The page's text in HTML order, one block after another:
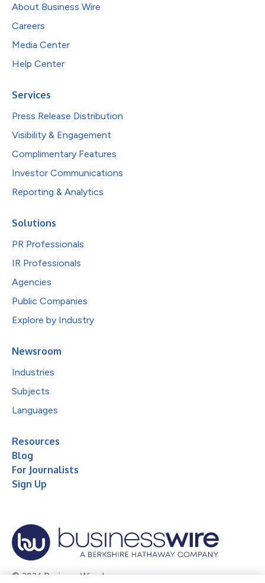
About Business Wire
Careers
Media Center
Help Center
Services
Press Release Distribution
Visibility & Engagement
Complimentary Features
Investor Communications
Reporting & Analytics
Solutions
PR Professionals
IR Professionals
Agencies
Public Companies
Explore by Industry
Newsroom
Industries
Subjects
Languages
Resources
Blog
For Journalists
Sign Up
© 2026 Business Wire, Inc.